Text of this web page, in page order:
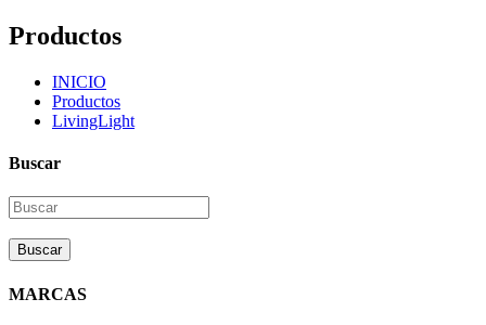
Productos
INICIO
Productos
LivingLight
Buscar
Buscar
MARCAS